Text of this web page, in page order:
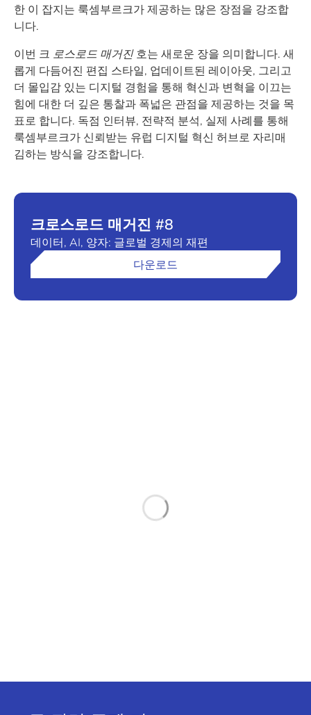
한 이 잡지는 룩셈부르크가 제공하는 많은 장점을 강조합
니다.
이번 크 로스로드 매거진호는 새로운 장을 의미합니다. 새
롭게 다듬어진 편집 스타일, 업데이트된 레이아웃, 그리고
더 몰입감 있는 디지털 경험을 통해 혁신과 변혁을 이끄는
힘에 대한 더 깊은 통찰과 폭넓은 관점을 제공하는 것을 목
표로 합니다. 독점 인터뷰, 전략적 분석, 실제 사례를 통해
룩셈부르크가 신뢰받는 유럽 디지털 혁신 허브로 자리매
김하는 방식을 강조합니다.
크로스로드 매거진 #8
데이터, AI, 양자: 글로벌 경제의 재편
다운로드